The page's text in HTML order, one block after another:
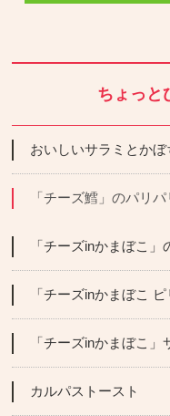
ちょっと
おいしいサラミとか
「チーズ鱈」のパリパ
「チーズinかまぼこ」
「チーズinかまぼこ
「チーズinかまぼこ」
カルパストースト